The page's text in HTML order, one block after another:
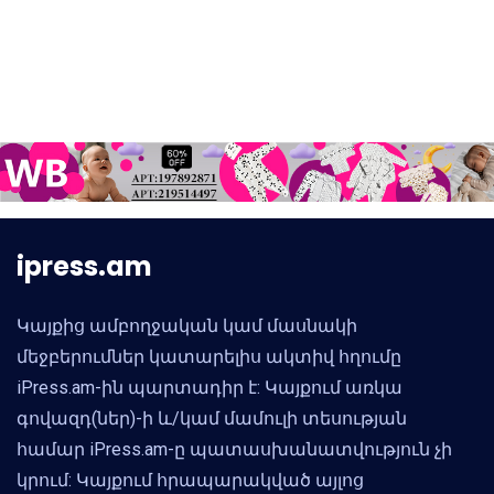
ipress.am
Կայքից ամբողջական կամ մասնակի
մեջբերումներ կատարելիս ակտիվ հղումը
iPress.am-ին պարտադիր է: Կայքում առկա
գովազդ(ներ)-ի և/կամ մամուլի տեսության
համար iPress.am-ը պատասխանատվություն չի
կրում: Կայքում հրապարակված այլոց